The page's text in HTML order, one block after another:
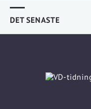
DET SENASTE